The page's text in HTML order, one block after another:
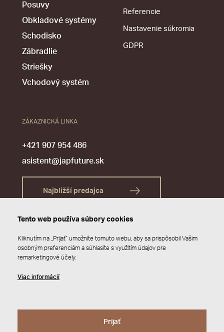
Posuvy
Obkladové systémy
Schodisko
Zábradlie
Striešky
Vchodový systém
Referencie
Nastavenie súkromia
GDPR
ZÁKAZNICKÁ LINKA
+421 907 954 486
asistent@japfuture.sk
Najbližší predajca
Tento web používa súbory cookies
Kliknutím na „Prijať“ umožníte tomuto webu, aby sa prispôsobil Vašim
osobným preferenciám a súhlasíte s využitím údajov pre
remarketingové účely.
Viac informácií
Prijať